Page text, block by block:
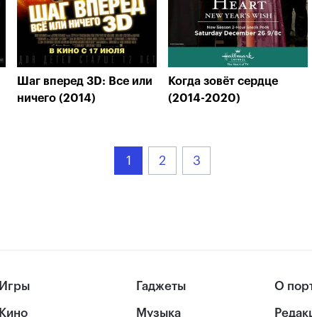
Шаг вперед 3D: Все или
ничего (2014)
Когда зовёт сердце
(2014-2020)
1 2 3
Игры
Кино
Гаджеты
Музыка
О